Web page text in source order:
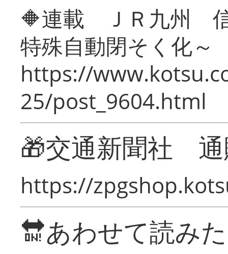
🔶連載 ＪＲ九州 信
特殊自動閉そく化～
https://
25/post_9604.html
🎁交通新聞社
https://
🔛あわせて読み